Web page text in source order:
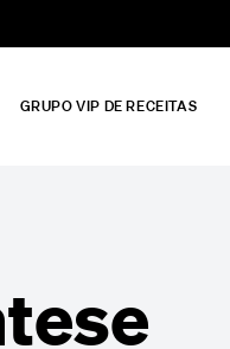
GRUPO VIP DE RECEITAS